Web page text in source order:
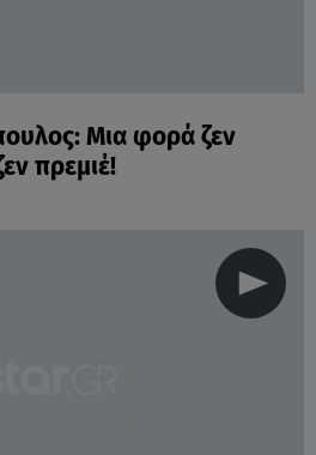
Μια φορά ζεν
πρεμιέ!